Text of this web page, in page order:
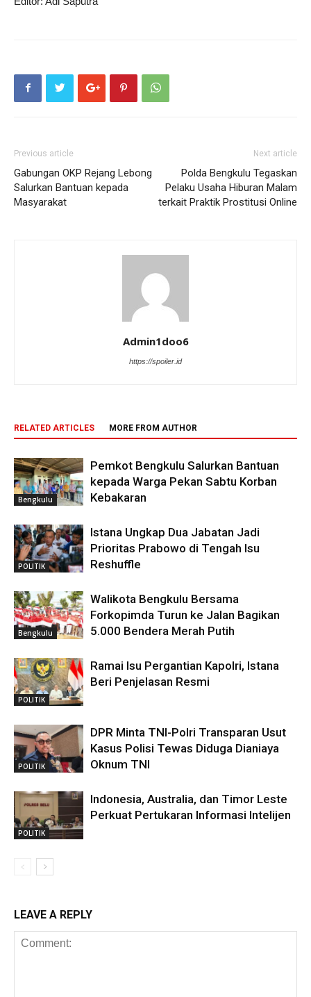
Previous article
Gabungan OKP Rejang Lebong
Salurkan Bantuan kepada
Masyarakat
Next article
Polda Bengkulu Tegaskan
Pelaku Usaha Hiburan Malam
terkait Praktik Prostitusi Online
Admin1doo6
https://spoiler.id
RELATED ARTICLES MORE FROM AUTHOR
Bengkulu
Pemkot Bengkulu Salurkan Bantuan
kepada Warga Pekan Sabtu Korban
Kebakaran
POLITIK
Istana Ungkap Dua Jabatan Jadi
Prioritas Prabowo di Tengah Isu
Reshuffle
Bengkulu
Walikota Bengkulu Bersama
Forkopimda Turun ke Jalan Bagikan
5.000 Bendera Merah Putih
POLITIK
Ramai Isu Pergantian Kapolri, Istana
Beri Penjelasan Resmi
POLITIK
DPR Minta TNI-Polri Transparan Usut
Kasus Polisi Tewas Diduga Dianiaya
Oknum TNI
POLITIK
Indonesia, Australia, dan Timor Leste
Perkuat Pertukaran Informasi Intelijen
LEAVE A REPLY